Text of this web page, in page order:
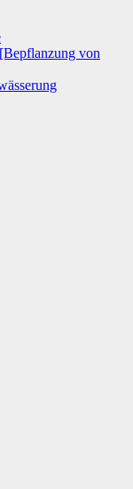
[Bepflanzung von